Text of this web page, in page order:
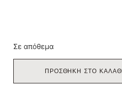
Σε απόθεμα
ΠΡΟΣΘΗΚΗ ΣΤΟ ΚΑΛΑΘΙ